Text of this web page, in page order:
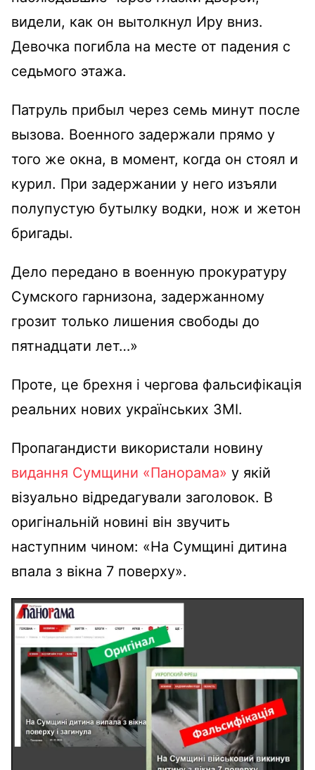
видели, как он вытолкнул Иру вниз.
Девочка погибла на месте от падения с
седьмого этажа.
Патруль прибыл через семь минут после
вызова. Военного задержали прямо у
того же окна, в момент, когда он стоял и
курил. При задержании у него изъяли
полупустую бутылку водки, нож и жетон
бригады.
Дело передано в военную прокуратуру
Сумского гарнизона, задержанному
грозит только лишения свободы до
пятнадцати лет…»
Проте, це брехня і чергова фальсифікація
реальних нових українських ЗМІ.
Пропагандисти використали новину
видання Сумщини «Панорама» у якій
візуально відредагували заголовок. В
оригінальній новині він звучить
наступним чином: «На Сумщині дитина
впала з вікна 7 поверху».